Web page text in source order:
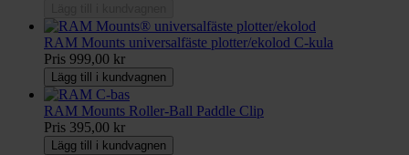
RAM Mounts universalfäste plotter/ekolod C-kula
Pris 999,00 kr
Lägg till i kundvagnen
RAM Mounts Roller-Ball Paddle Clip
Pris 395,00 kr
Lägg till i kundvagnen